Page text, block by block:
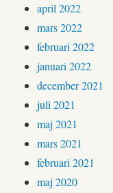
april 2022
mars 2022
februari 2022
januari 2022
december 2021
juli 2021
maj 2021
mars 2021
februari 2021
maj 2020